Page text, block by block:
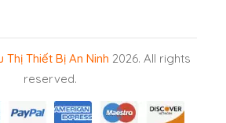
Thị Thiết Bị An Ninh 2026. All rights
reserved.